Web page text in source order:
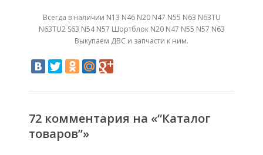
Всегда в наличии N13 N46 N20 N47 N55 N63 N63TU
N63TU2 S63 N54 N57 Шортблок N20 N47 N55 N57 N63
Выкупаем ДВС и запчасти к ним.
72 комментария на «“Каталог
товаров”»